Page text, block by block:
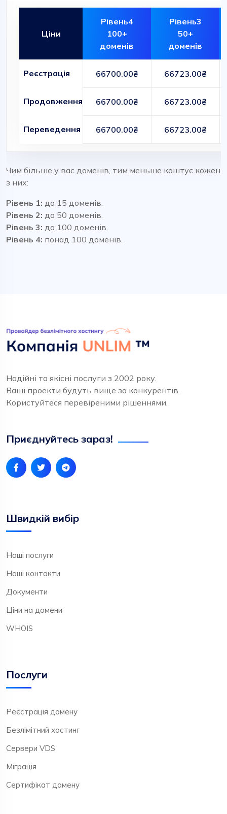
Ціни
Рівень4
100+
доменів
Рівень3
50+
доменів
Реєстрація 66700.00₴ 66723.00₴
Продовження 66700.00₴ 66723.00₴
Переведення 66700.00₴ 66723.00₴
Чим більше у вас доменів, тим меньше коштує кожен
з них:
Рівень 1: до 15 доменів.
Рівень 2: до 50 доменів.
Рівень 3: до 100 доменів.
Рівень 4: понад 100 доменів.
Надійні та якісні послуги з 2002 року.
Ваші проекти будуть вище за конкурентів.
Користуйтеся перевіреними рішеннями.
Приєднуйтесь зараз!
Швидкій вибір
Наші послуги
Наші контакти
Документи
Ціни на домени
WHOIS
Послуги
Реєстрація домену
Безлімітний хостинг
Сервери VDS
Міграція
Сертифікат домену